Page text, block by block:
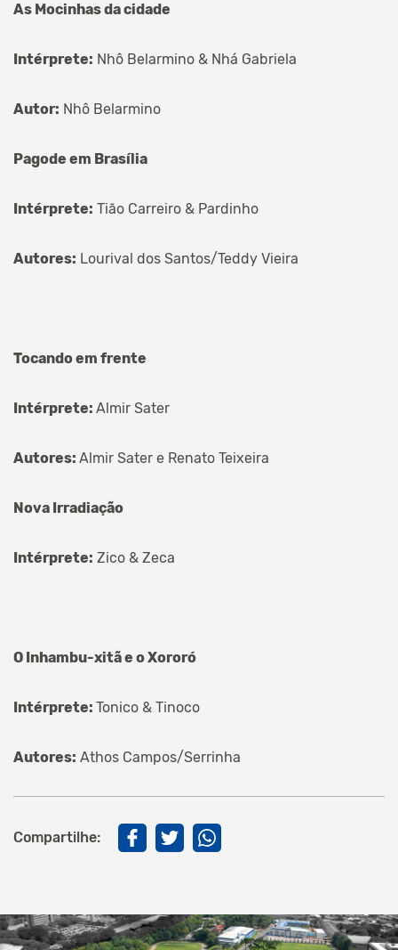
As Mocinhas da cidade
Intérprete: Nhô Belarmino & Nhá Gabriela
Autor: Nhô Belarmino
Pagode em Brasília
Intérprete: Tião Carreiro & Pardinho
Autores: Lourival dos Santos/Teddy Vieira
Tocando em frente
Intérprete: Almir Sater
Autores: Almir Sater e Renato Teixeira
Nova Irradiação
Intérprete: Zico & Zeca
O Inhambu-xitã e o Xororó
Intérprete: Tonico & Tinoco
Autores: Athos Campos/Serrinha
Compartilhe: